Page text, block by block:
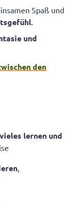
Spaß und
.
und
den
vieles lernen und
,